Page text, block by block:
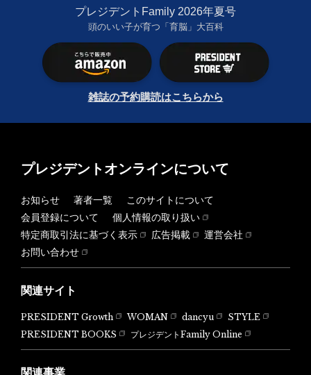
プレジデントFamily 2026年夏号
頭のいい子が育つ「育脳」大百科
雑誌の予約購読はこちらから
プレジデントオンラインについて
お知らせ 著者一覧
このサイトについて
会員登録について
個人情報の取り扱い
特定商取引法に基づく表示
広告掲載
運営会社
お問い合わせ
関連サイト
PRESIDENT Growth WOMAN dancyu
STYLE
PRESIDENT BOOKS
プレジデントFamily Online
関連事業